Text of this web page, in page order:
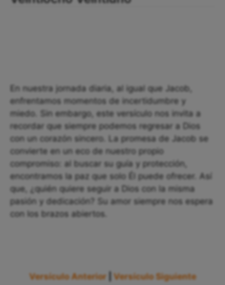
En nuestra jornada diaria, al igual que Jacob,
enfrentamos momentos de incertidumbre y
miedo. Sin embargo, este versículo nos invita a
recordar que siempre podemos regresar a Dios
con un corazón sincero. La promesa de Jacob se
convierte en un eco de nuestro propio
compromiso: al buscar su guía y protección,
encontramos la paz que solo Él puede ofrecer. Así
que, ¿quién quiere seguir a Dios con la misma
pasión y dedicación? Su amor siempre nos espera
con los brazos abiertos.
Versículo Anterior Versículo Siguiente